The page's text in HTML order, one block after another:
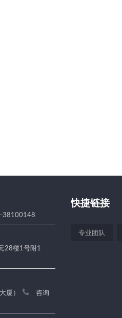
38100148
28楼1号附1
厦）
咨询
快捷链接
专业团队